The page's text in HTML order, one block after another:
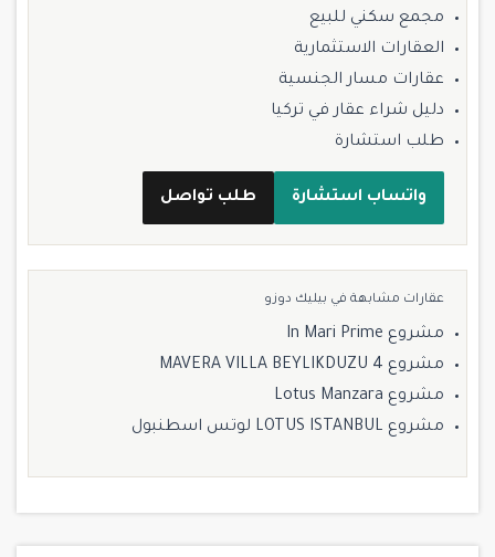
مجمع سكني للبيع
العقارات الاستثمارية
عقارات مسار الجنسية
دليل شراء عقار في تركيا
طلب استشارة
واتساب استشارة طلب تواصل
عقارات مشابهة في بيليك دوزو
مشروع In Mari Prime
مشروع MAVERA VILLA BEYLIKDUZU 4
مشروع Lotus Manzara
مشروع LOTUS ISTANBUL لوتس اسطنبول